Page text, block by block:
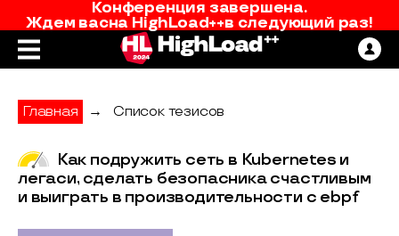
Конференция завершена.
Ждем васна HighLoad++в следующий раз!
Главная → Список тезисов
Как подружить сеть в Kubernetes и
легаси, сделать безопасника счастливым
и выиграть в производительности с ebpf